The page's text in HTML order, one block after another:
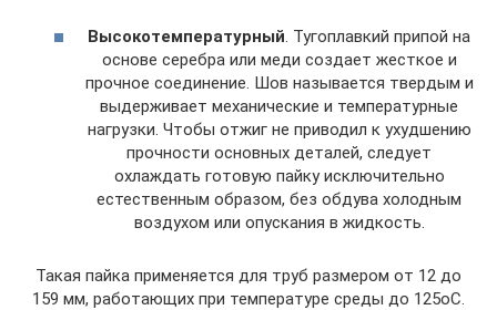
Высокотемпературный. Тугоплавкий припой на
основе серебра или меди создает жесткое и
прочное соединение. Шов называется твердым и
выдерживает механические и температурные
нагрузки. Чтобы отжиг не приводил к ухудшению
прочности основных деталей, следует
охлаждать готовую пайку исключительно
естественным образом, без обдува холодным
воздухом или опускания в жидкость.
Такая пайка применяется для труб размером от 12 до
159 мм, работающих при температуре среды до 125оС.